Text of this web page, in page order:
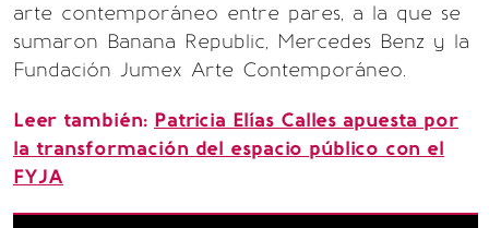
arte contemporáneo entre pares, a la que se
sumaron Banana Republic, Mercedes Benz y la
Fundación Jumex Arte Contemporáneo.
Leer también: Patricia Elías Calles apuesta por
la transformación del espacio público con el
FYJA